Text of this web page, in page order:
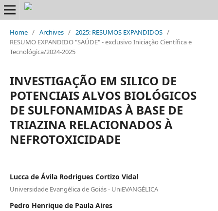
Home / Archives / 2025: RESUMOS EXPANDIDOS /
RESUMO EXPANDIDO "SAÚDE" - exclusivo Iniciação Científica e
Tecnológica/2024-2025
INVESTIGAÇÃO EM SILICO DE
POTENCIAIS ALVOS BIOLÓGICOS
DE SULFONAMIDAS À BASE DE
TRIAZINA RELACIONADOS À
NEFROTOXICIDADE
Lucca de Ávila Rodrigues Cortizo Vidal
Universidade Evangélica de Goiás - UniEVANGÉLICA
Pedro Henrique de Paula Aires